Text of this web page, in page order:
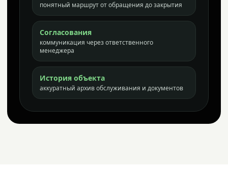
понятный маршрут от обращения до закрытия
Согласования
коммуникация через ответственного
менеджера
История объекта
аккуратный архив обслуживания и документов